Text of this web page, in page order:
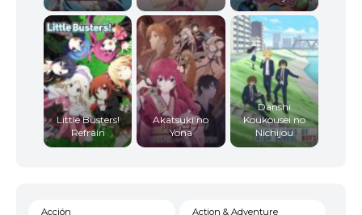
Little Busters!
Refrain
Akatsuki no
Yona
Danshi
Koukousei no
Nichijou
Acción Action & Adventure